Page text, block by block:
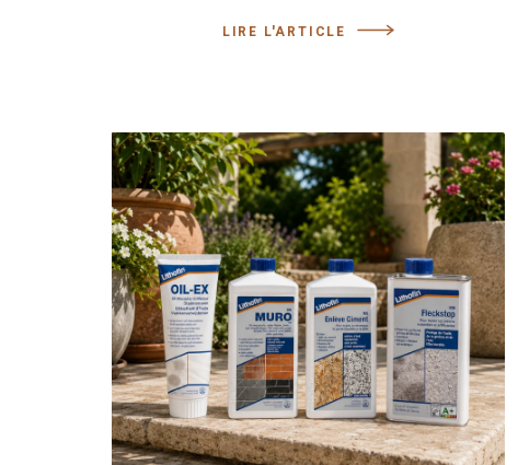
LIRE L'ARTICLE